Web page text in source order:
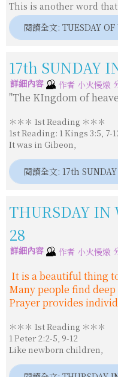
This is another word that
閱讀全文: TUESDAY
17th SUNDAY
詳細內容 作者 小火慢燉
"The KIngdom of
＊＊＊ 1st Reading ＊＊＊
1st Reading: 1 Kings 3:5, 7-
It was in Gibeon,
閱讀全文: 17th
THURSDAY IN
28
詳細內容 作者 小火慢燉
It is a beautiful thing
Many people find
Prayer provides
＊＊＊ 1st Reading ＊＊＊
1 Peter 2:2-5, 9-12
Like newborn children,